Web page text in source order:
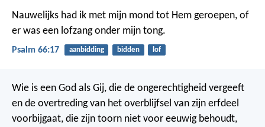
Nauwelijks had ik met mijn mond tot Hem geroepen, of
er was een lofzang onder mijn tong.
Psalm 66:17 aanbidding bidden lof
Wie is een God als Gij, die de ongerechtigheid vergeeft
en de overtreding van het overblijfsel van zijn erfdeel
voorbijgaat, die zijn toorn niet voor eeuwig behoudt,